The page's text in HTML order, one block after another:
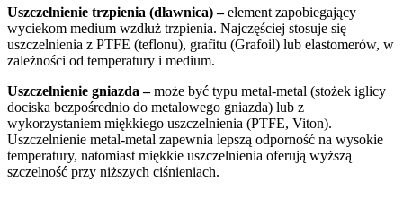
Uszczelnienie trzpienia (dławnica) –element zapobiegający
wyciekom medium wzdłuż trzpienia. Najczęściej stosuje się
uszczelnienia z PTFE (teflonu), grafitu (Grafoil) lub elastomerów, w
zależności od temperatury i medium.
Uszczelnienie gniazda –może być typu metal-metal (stożek iglicy
dociska bezpośrednio do metalowego gniazda) lub z
wykorzystaniem miękkiego uszczelnienia (PTFE, Viton).
Uszczelnienie metal-metal zapewnia lepszą odporność na wysokie
temperatury, natomiast miękkie uszczelnienia oferują wyższą
szczelność przy niższych ciśnieniach.